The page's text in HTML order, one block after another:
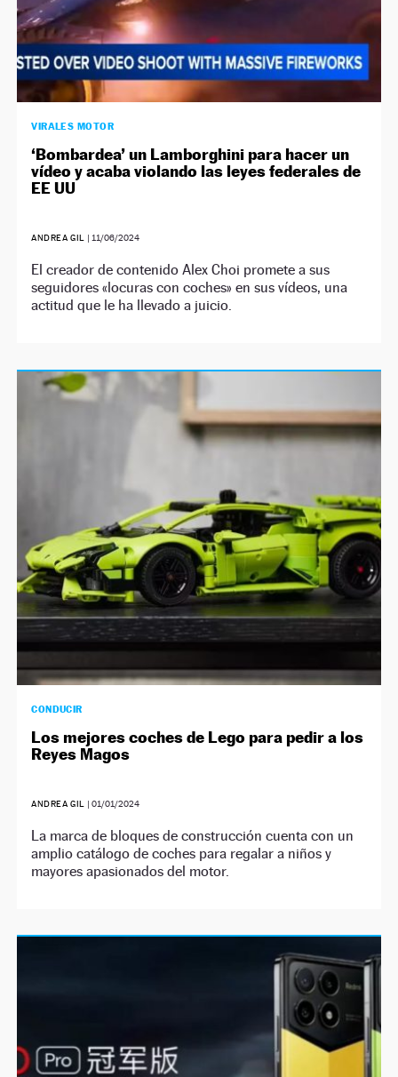
VIRALES MOTOR
‘Bombardea’ un Lamborghini para hacer un
vídeo y acaba violando las leyes federales de
EE UU
ANDREA GIL | 11/06/2024
El creador de contenido Alex Choi promete a sus
seguidores «locuras con coches» en sus vídeos, una
actitud que le ha llevado a juicio.
CONDUCIR
Los mejores coches de Lego para pedir a los
Reyes Magos
ANDREA GIL | 01/01/2024
La marca de bloques de construcción cuenta con un
amplio catálogo de coches para regalar a niños y
mayores apasionados del motor.